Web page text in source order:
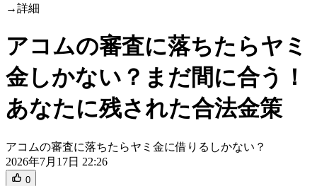
→詳細
アコムの審査に落ちたらヤミ
金しかない？まだ間に合う！
あなたに残された合法金策
アコムの審査に落ちたらヤミ金に借りるしかない？
2026年7月17日 22:26
0